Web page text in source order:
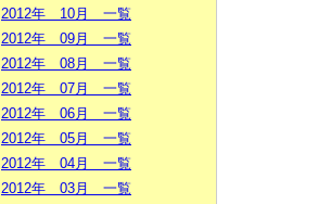
2012年 10月 一覧
2012年 09月 一覧
2012年 08月 一覧
2012年 07月 一覧
2012年 06月 一覧
2012年 05月 一覧
2012年 04月 一覧
2012年 03月 一覧